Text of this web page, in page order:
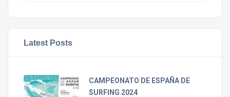
Latest Posts
CAMPEONATO DE ESPAÑA DE
SURFING 2024